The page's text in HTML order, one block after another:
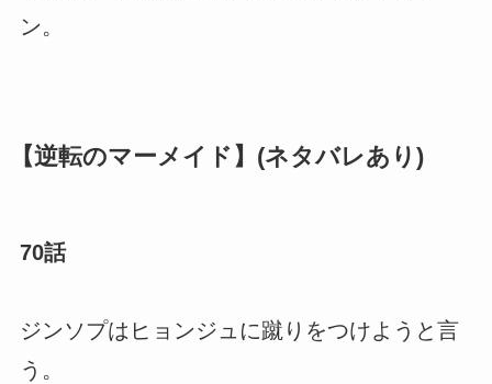
ン。
【逆転のマーメイド】(ネタバレあり)
70話
ジンソプはヒョンジュに蹴りをつけようと言
う。